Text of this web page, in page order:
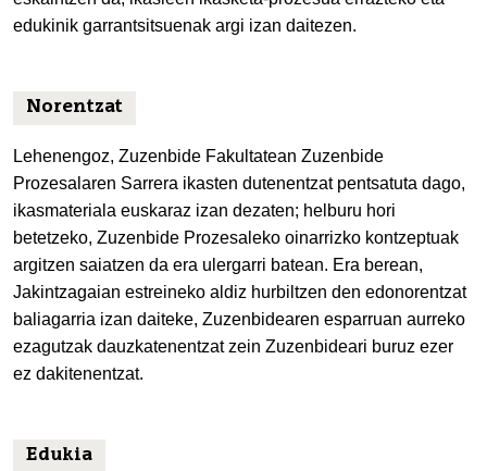
edukinik garrantsitsuenak argi izan daitezen.
Norentzat
Lehenengoz, Zuzenbide Fakultatean Zuzenbide
Prozesalaren Sarrera ikasten dutenentzat pentsatuta dago,
ikasmateriala euskaraz izan dezaten; helburu hori
betetzeko, Zuzenbide Prozesaleko oinarrizko kontzeptuak
argitzen saiatzen da era ulergarri batean. Era berean,
Jakintzagaian estreineko aldiz hurbiltzen den edonorentzat
baliagarria izan daiteke, Zuzenbidearen esparruan aurreko
ezagutzak dauzkatenentzat zein Zuzenbideari buruz ezer
ez dakitenentzat.
Edukia